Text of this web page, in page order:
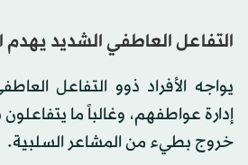
التفاعل العاطفي الشديد يهدم
يواجه الأفراد ذوو التفاعل
إدارة عواطفهم، وغالباً ما
خروج بطيء من المشاعر السلبية.